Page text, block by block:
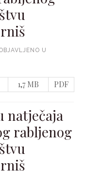
U
1,7 MB PDF
natječaja
rabljenog